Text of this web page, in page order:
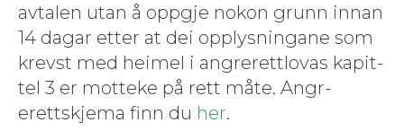
avtal­en utan å oppg­je nokon grunn innan
14 dagar etter at dei opplysningane som
krevst med heimel i angr­erett­lo­vas kapit­
tel 3 er mot­teke på rett måte. Angr­
erettskje­ma finn du her.